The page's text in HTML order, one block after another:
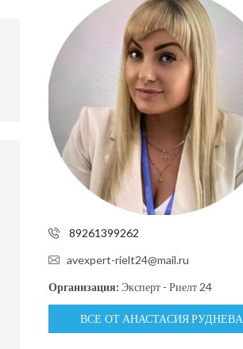
89261399262
avexpert-rielt24@mail.ru
Организация: Эксперт - Риелт 24
ВСЕ ОТ АНАСТАСИЯ РУДНЕВА